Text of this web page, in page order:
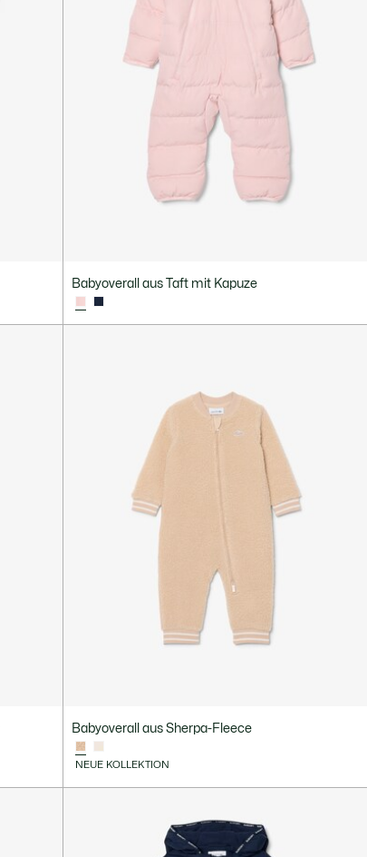
Babyoverall aus Taft mit Kapuze
Babyoverall aus Sherpa-Fleece
NEUE KOLLEKTION